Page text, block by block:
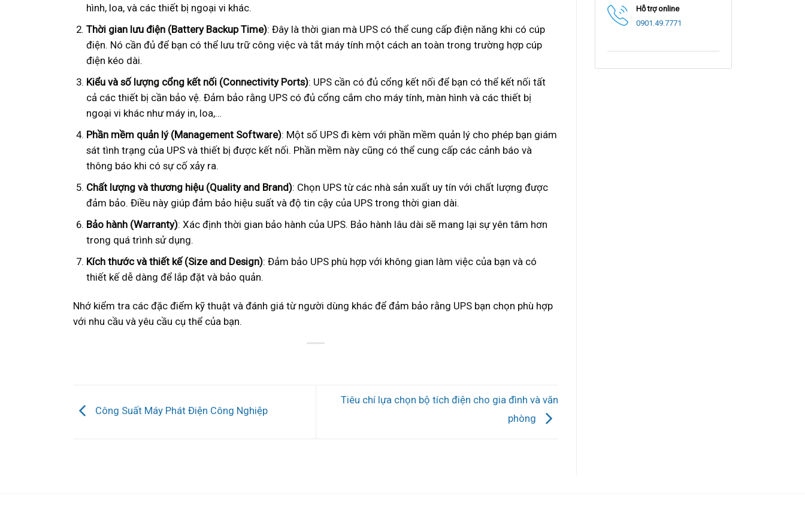
hình, loa, và các thiết bị ngoại vi khác.
Thời gian lưu điện (Battery Backup Time): Đây là thời gian mà UPS có thể cung cấp điện năng khi có cúp
điện. Nó cần đủ để bạn có thể lưu trữ công việc và tắt máy tính một cách an toàn trong trường hợp cúp
điện kéo dài.
Kiểu và số lượng cổng kết nối (Connectivity Ports): UPS cần có đủ cổng kết nối để bạn có thể kết nối tất
cả các thiết bị cần bảo vệ. Đảm bảo rằng UPS có đủ cổng cắm cho máy tính, màn hình và các thiết bị
ngoại vi khác như máy in, loa,…
Phần mềm quản lý (Management Software): Một số UPS đi kèm với phần mềm quản lý cho phép bạn giám
sát tình trạng của UPS và thiết bị được kết nối. Phần mềm này cũng có thể cung cấp các cảnh báo và
thông báo khi có sự cố xảy ra.
Chất lượng và thương hiệu (Quality and Brand): Chọn UPS từ các nhà sản xuất uy tín với chất lượng được
đảm bảo. Điều này giúp đảm bảo hiệu suất và độ tin cậy của UPS trong thời gian dài.
Bảo hành (Warranty): Xác định thời gian bảo hành của UPS. Bảo hành lâu dài sẽ mang lại sự yên tâm hơn
trong quá trình sử dụng.
Kích thước và thiết kế (Size and Design): Đảm bảo UPS phù hợp với không gian làm việc của bạn và có
thiết kế dễ dàng để lắp đặt và bảo quản.
Nhớ kiểm tra các đặc điểm kỹ thuật và đánh giá từ người dùng khác để đảm bảo rằng UPS bạn chọn phù hợp
với nhu cầu và yêu cầu cụ thể của bạn.
Công Suất Máy Phát Điện Công Nghiệp
Tiêu chí lựa chọn bộ tích điện cho gia đình và văn
phòng
Hỗ trợ online
0901.49.7771